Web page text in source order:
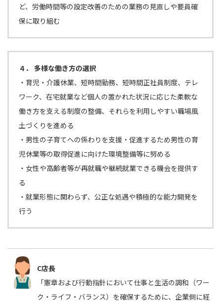
ど、労働時間等の設定改善のための業務の見直しや要員確
保に取り組む
４． 多様な働き方の選択
・育児・介護休業、短時間勤務、短時間正社員制度、テレ
ワーク、在宅就業など個人の置かれた状況に応じた柔軟な
働き方を支える制度の整備、それらを利用しやすい職場風
土づくりを進める
・男性の子育てへの係わりを支援・促進するため男性の育
児休業等の取得促進に向けた環境整備等に努める
・女性や高齢者等が再就職や継続就業できる機会を提供す
る
・就業形態に関わらず、公正な処遇や積極的な能力開発を
行う
C店長
「憲章および行動指針において仕事と生活の調和（ワー
ク・ライフ・バランス）を確保するために、企業側に経